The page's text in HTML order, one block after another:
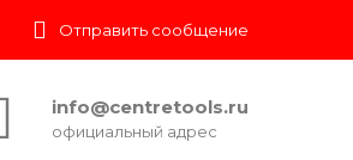
Отправить сообщение
info@centretools.ru
официальный адрес